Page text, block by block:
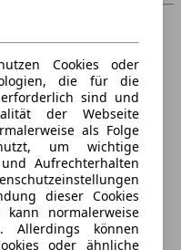
Cookies oder
die für die
sind und
der Webseite
als Folge
um wichtige
Aufrechterhalten
dieser Cookies
kann normalerweise
Allerdings können
oder ähnliche